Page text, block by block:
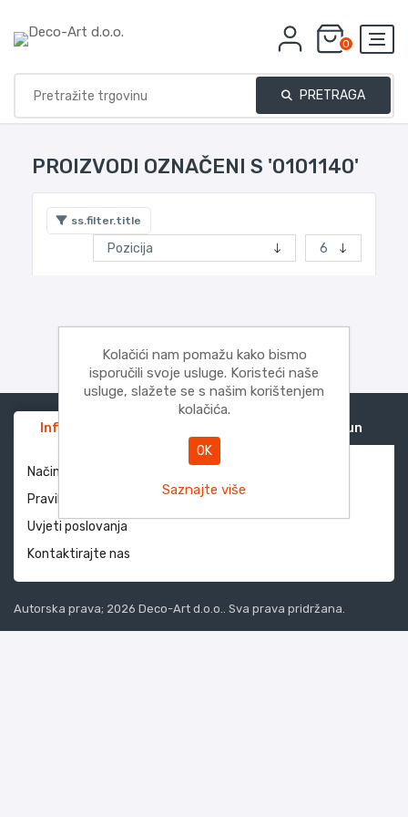
0
PRETRAGA
PROIZVODI OZNAČENI S '0101140'
ss.filter.title
Informacije Moj račun
Način dostave i povrati
Pravila privatnosti
Uvjeti poslovanja
Kontaktirajte nas
Autorska prava; 2026 Deco-Art d.o.o.. Sva prava pridržana.
Kolačići nam pomažu kako bismo
isporučili svoje usluge. Koristeći naše
usluge, slažete se s našim korištenjem
kolačića.
OK
Saznajte više